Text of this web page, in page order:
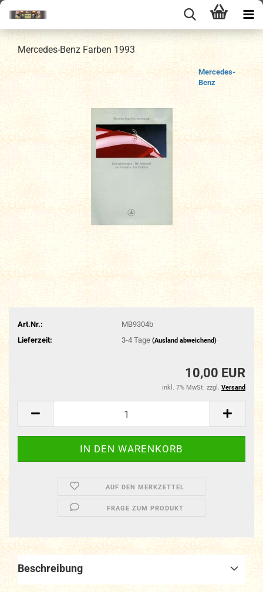
Mercedes-Benz Farben 1993
Mercedes-
Benz
Art.Nr.:
MB9304b
Lieferzeit:
3-4 Tage (Ausland abweichend)
10,00 EUR
inkl. 7% MwSt. zzgl. Versand
AUF DEN MERKZETTEL
FRAGE ZUM PRODUKT
Beschreibung